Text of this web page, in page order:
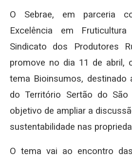
O Sebrae, em parceria
Excelência em
Sindicato dos Produtores
promove no dia 11 de abril,
tema Bioinsumos, destinado
do Território Sertão do
objetivo de ampliar a
sustentabilidade nas
O tema vai ao encontro